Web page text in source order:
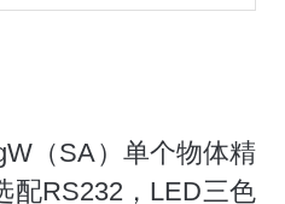
（SA）单个物体精
配RS232，LED三色